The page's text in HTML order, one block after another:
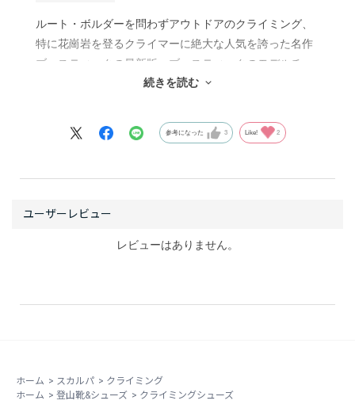
レビューはありません。
ールドが近くに感じ、踏めているかがよくわかる。
の性能も非常に高い。もしもシビアなヒールフックが出
自身の体幹トレーニングにより可能性は無限大。
ルート・ボルダーを問わずアウトドアのクライミング、
特に花崗岩を登るクライマーに絶大な人気を誇った名作
ブースティックの最新版。ブースティックのモデルチェ
ンジは今回が２回目で、最も人気があった初代、ワイド
て、このRが３代目にあたります。
このブースティックRは、一言で言えば初代と２代目の
ューズに仕上がっています。中間と言うと、なんだか中
なことはありません。
まず初代から受け継いでいるのはラスト（木型）。ター
ッジング性能が帰ってきました。これはソールの硬さ
また、２代目から受け継いだアッパーの構造によって、
初代よりも甲側がソフトになり、ここで足にかかる圧を
続きを読む
参考になった 3 Like! 2
ホーム > スカルパ > クライミング
ホーム > 登山靴&シューズ > クライミングシューズ